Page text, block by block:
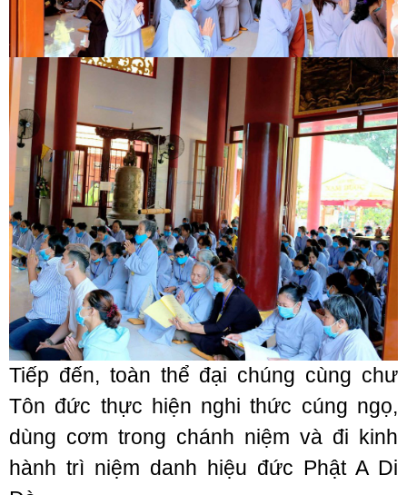
Tiếp đến, toàn thể đại chúng cùng chư
Tôn đức thực hiện nghi thức cúng ngọ,
dùng cơm trong chánh niệm và đi kinh
hành trì niệm danh hiệu đức Phật A Di